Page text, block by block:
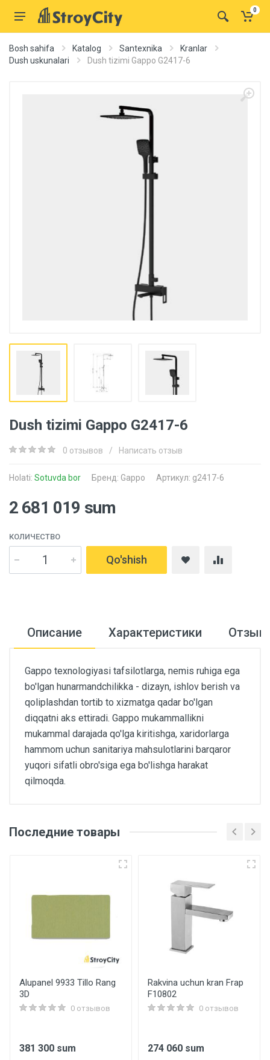
0
Bosh sahifa Katalog Santexnika
Kranlar
Dush uskunalari
Dush tizimi Gappo G2417-6
Dush tizimi Gappo G2417-6
0 отзывов / Написать отзыв
Holati: Sotuvda bor Бренд: Gappo Артикул: g2417-6
2 681 019 sum
КОЛИЧЕСТВО
Qo'shish
Описание Характеристики
Gappo texnologiyasi tafsilotlarga, nemis ruhiga ega
bo'lgan hunarmandchilikka - dizayn, ishlov berish va
qoliplashdan tortib to xizmatga qadar bo'lgan
diqqatni aks ettiradi. Gappo mukammallikni
mukammal darajada qo'lga kiritishga, xaridorlarga
hammom uchun sanitariya mahsulotlarini barqaror
yuqori sifatli obro'siga ega bo'lishga harakat
qilmoqda.
Основные
Бренд
Gappo
Страна производитель
Dush tizimlari
Последние товары
Alupanel 9933 Tillo Rang
3D
0 отзывов
381 300 sum
Rakvina uchun kran Frap
F10802
0 отзывов
274 060 sum